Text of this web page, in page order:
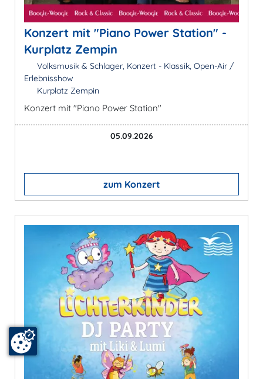
Konzert mit "Piano Power Station" -
Kurplatz Zempin
Volksmusik & Schlager, Konzert - Klassik, Open-Air /
Erlebnisshow
Kurplatz Zempin
Konzert mit "Piano Power Station"
05.09.2026
zum Konzert